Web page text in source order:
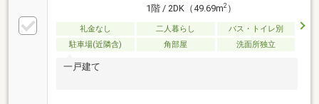
1階 / 2DK（49.69m2）
礼金なし 二人暮らし
バス・トイレ別
駐車場(近隣含)
角部屋 洗面所独立
一戸建て